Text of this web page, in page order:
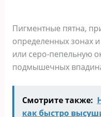
Пигментные пятна,
определенных зонах
или серо-пепельную
подмышечных
Смотрите также:
как быстро